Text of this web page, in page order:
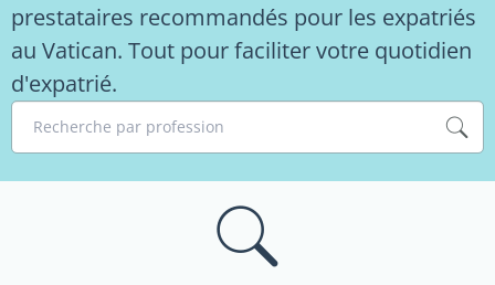
prestataires recommandés pour les expatriés
au Vatican. Tout pour faciliter votre quotidien
d'expatrié.
Recherche par profession